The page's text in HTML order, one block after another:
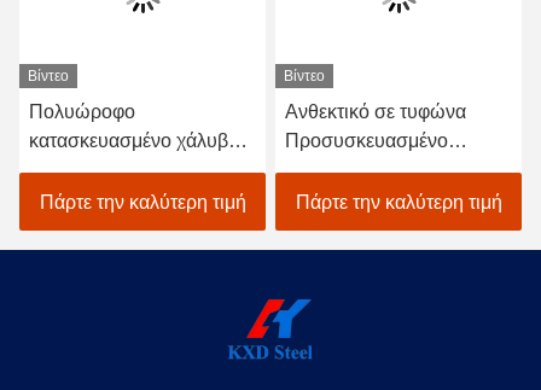
Βίντεο
Πολυώροφο
κατασκευασμένο χάλυβα
κτίριο κατασκευής
βιομηχανικής αποθήκης
κτίριο εργοστασίου
Πάρτε την καλύτερη τιμή
Βίντεο
Ανθεκτικό σε τυφώνα
Προσυσκευασμένο
χάλυβα κτίριο Χάλυβα
Αποθήκη Χάνγκαρ
Γραφείο
Πάρτε την καλύτερη τιμή